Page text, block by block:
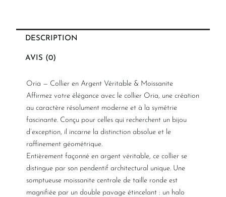
DESCRIPTION
AVIS (0)
Oria — Collier en Argent Véritable & Moissanite
Affirmez votre élégance avec le collier Oria, une création
au caractère résolument moderne et à la symétrie
fascinante. Conçu pour celles qui recherchent un bijou
d’exception, il incarne la distinction absolue et le
raffinement géométrique.
Entièrement façonné en argent véritable, ce collier se
distingue par son pendentif architectural unique. Une
somptueuse moissanite centrale de taille ronde est
magnifiée par un double pavage étincelant : un halo